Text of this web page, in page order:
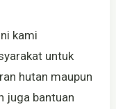
kami
untuk
hutan maupun
juga bantuan